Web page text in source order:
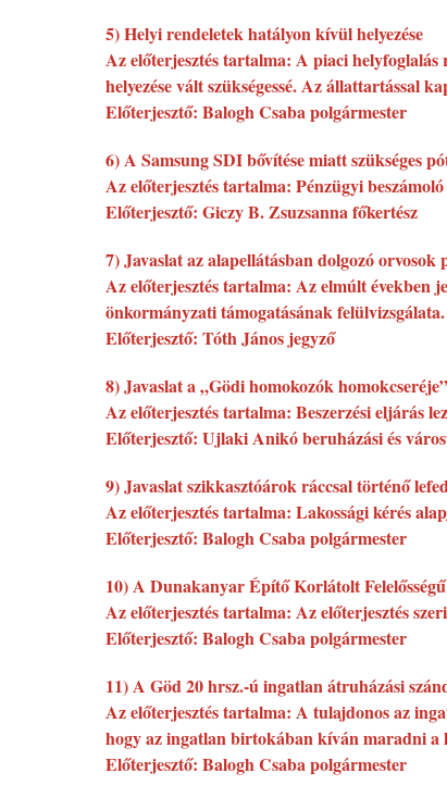
5) Helyi rendeletek hatályon kívül helyezése
Az előterjesztés tartalma: A piaci
helyezése vált szükségessé. Az állattartással
Előterjesztő: Balogh Csaba polgármester
6) A Samsung SDI bővítése miatt szükséges
Az előterjesztés tartalma: Pénzügyi
Előterjesztő: Giczy B. Zsuzsanna főkertész
7) Javaslat az alapellátásban dolgozó
Az előterjesztés tartalma: Az elmúlt években
önkormányzati támogatásának felülvizsgálata.
Előterjesztő: Tóth János jegyző
8) Javaslat a „Gödi homokozók
Az előterjesztés tartalma: Beszerzési eljárás
Előterjesztő: Ujlaki Anikó beruházási és
9) Javaslat szikkasztóárok ráccsal történő
Az előterjesztés tartalma: Lakossági kérés
Előterjesztő: Balogh Csaba polgármester
10) A Dunakanyar Építő Korlátolt
Az előterjesztés tartalma: Az előterjesztés
Előterjesztő: Balogh Csaba polgármester
11) A Göd 20 hrsz.-ú ingatlan átruházási
Az előterjesztés tartalma: A tulajdonos az
hogy az ingatlan birtokában kíván maradni a
Előterjesztő: Balogh Csaba polgármester